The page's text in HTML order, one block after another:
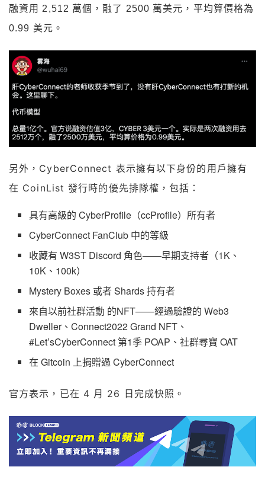
融資用 2,512 萬個，融了 2500 萬美元，平均算價格為
0.99 美元。
另外， CyberConnect 表示擁有以下身份的用戶擁有
在 CoinList 發行時的優先排隊權，包括：
具有高級的 CyberProfile（ccProfile）所有者
CyberConnect FanClub 中的等級
收藏有 W3ST Discord 角色——早期支持者（1K、
10K、100k）
Mystery Boxes 或者 Shards 持有者
來自以前社群活動 的NFT——經過驗證的 Web3
Dweller、Connect2022 Grand NFT、
#Let’sCyberConnect 第1季 POAP、社群尋寶 OAT
在 Gitcoin 上捐贈過 CyberConnect
官方表示，已在 4 月 26 日完成快照。